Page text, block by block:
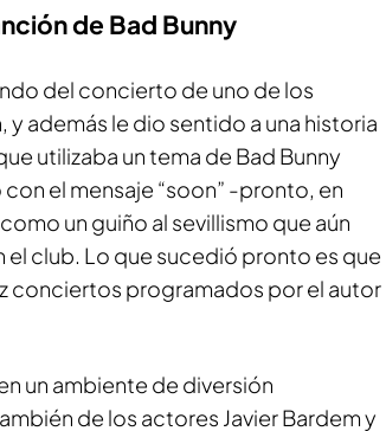
de Bad Bunny
del concierto de uno de los
además le dio sentido a una historia
utilizaba un tema de Bad Bunny
el mensaje “soon” -pronto, en
un guiño al sevillismo que aún
club. Lo que sucedió pronto es que
conciertos programados por el autor
un ambiente de diversión
de los actores Javier Bardem y